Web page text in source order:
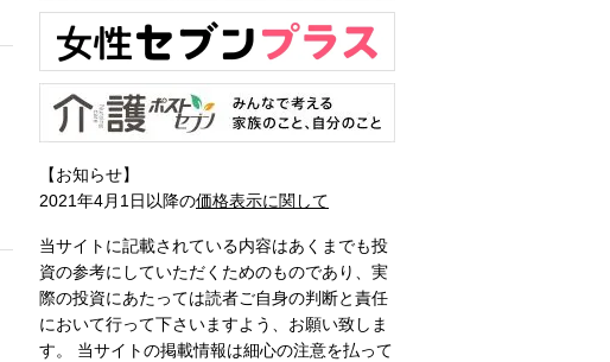
【お知らせ】
2021年4月1日以降の価格表示に関して
当サイトに記載されている内容はあくまでも投
資の参考にしていただくためのものであり、実
際の投資にあたっては読者ご自身の判断と責任
において行って下さいますよう、お願い致しま
す。 当サイトの掲載情報は細心の注意を払って